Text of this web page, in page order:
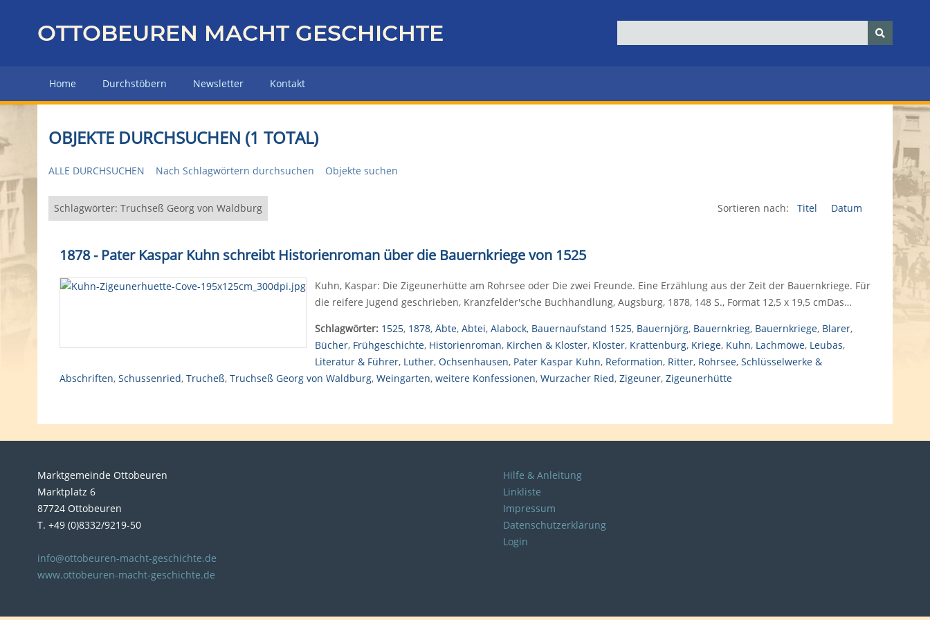
z
r
H
u
p
e
OTTOBEUREN MACHT GESCHICHTE
Home Durchstöbern Newsletter Kontakt
OBJEKTE DURCHSUCHEN (1 TOTAL)
ALLE DURCHSUCHEN Nach Schlagwörtern durchsuchen Objekte suchen
Schlagwörter: Truchseß Georg von Waldburg Sortieren nach: Titel Datum
1878 - Pater Kaspar Kuhn schreibt Historienroman über die Bauernkriege von 1525
Kuhn, Kaspar: Die Zigeunerhütte am Rohrsee oder Die zwei Freunde. Eine Erzählung aus der Zeit der Bauernkriege. Für
die reifere Jugend geschrieben, Kranzfelder'sche Buchhandlung, Augsburg, 1878, 148 S., Format 12,5 x 19,5 cmDas…
Schlagwörter: 1525, 1878, Äbte, Abtei, Alabock, Bauernaufstand 1525, Bauernjörg, Bauernkrieg, Bauernkriege, Blarer,
Bücher, Frühgeschichte, Historienroman, Kirchen & Kloster, Kloster, Krattenburg, Kriege, Kuhn, Lachmöwe, Leubas,
Literatur & Führer, Luther, Ochsenhausen, Pater Kaspar Kuhn, Reformation, Ritter, Rohrsee, Schlüsselwerke &
Abschriften, Schussenried, Trucheß, Truchseß Georg von Waldburg, Weingarten, weitere Konfessionen, Wurzacher Ried, Zigeuner, Zigeunerhütte
Marktgemeinde Ottobeuren
Marktplatz 6
87724 Ottobeuren
T. +49 (0)8332/9219-50
info@ottobeuren-macht-geschichte.de
www.ottobeuren-macht-geschichte.de
Hilfe & Anleitung
Linkliste
Impressum
Datenschutzerklärung
Login